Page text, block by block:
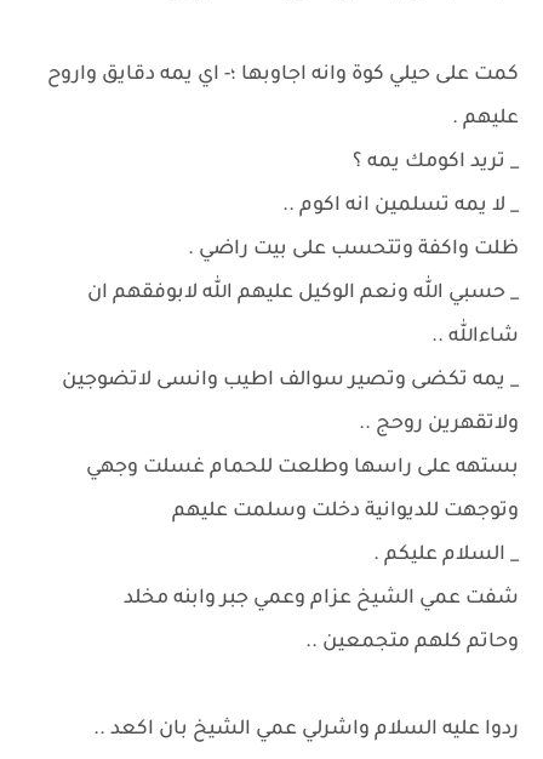
كمت على حيلي كوة وانه اجاوبها ؛- اي يمه دقايق واروح
عليهم .
_ تريد اكومك يمه ؟
_ لا يمه تسلمين انه اكوم ..
ظلت واكفة وتتحسب على بيت راضي .
_ حسبي الله ونعم الوكيل عليهم الله لابوفقهم ان
شاءالله ..
_ يمه تكضى وتصير سوالف اطيب وانسى لاتضوجين
ولاتقهرين روحج ..
بستهه على راسها وطلعت للحمام غسلت وجهي
وتوجهت للديوانية دخلت وسلمت عليهم
_ السلام عليكم .
شفت عمي الشيخ عزام وعمي جبر وابنه مخلد
وحاتم كلهم متجمعين ..
ردوا عليه السلام واشرلي عمي الشيخ بان اكعد ..